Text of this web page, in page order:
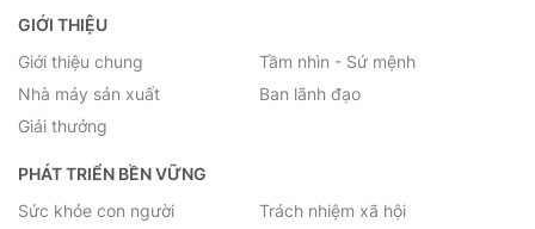
GIỚI THIỆU
Giới thiệu chung
Tầm nhìn - Sứ mệnh
Nhà máy sản xuất
Ban lãnh đạo
Giải thưởng
PHÁT TRIỂN BỀN VỮNG
Sức khỏe con người
Trách nhiệm xã hội